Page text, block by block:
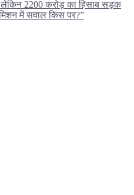
लेकिन 2200 करोड़ का हिसाब सड़क
में सवाल किस पर?”